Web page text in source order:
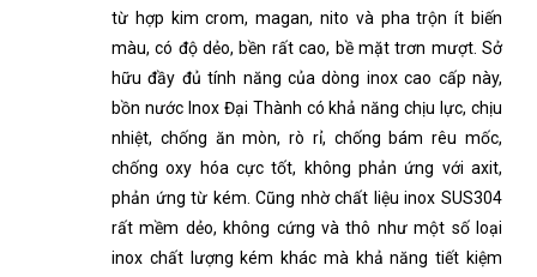
từ hợp kim crom, magan, nito và pha trộn ít biến
màu, có độ dẻo, bền rất cao, bề mặt trơn mượt. Sở
hữu đầy đủ tính năng của dòng inox cao cấp này,
bồn nước Inox Đại Thành có khả năng chịu lực, chịu
nhiệt, chống ăn mòn, rò rỉ, chống bám rêu mốc,
chống oxy hóa cực tốt, không phản ứng với axit,
phản ứng từ kém. Cũng nhờ chất liệu inox SUS304
rất mềm dẻo, không cứng và thô như một số loại
inox chất lượng kém khác mà khả năng tiết kiệm